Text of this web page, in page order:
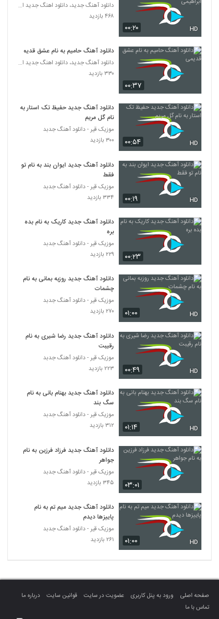
۰۰:۲۰ HD
دانلود آهنگ جدید، دانلود اهنگ جدید ایرانی
۴۶۸ بازدید
۰۰:۳۷
دانلود آهنگ حامیم به نام عشق قدیمی
دانلود آهنگ جدید، دانلود اهنگ جدید ایرانی
۳۳۰ بازدید
۰۰:۵۴ HD
دانلود آهنگ جدید حفیظ تک استار به
نام گل مریم
موزیک قیر - دانلود آهنگ جدبد
۳۰۰ بازدید
۰۰:۱۹ HD
دانلود آهنگ جدید ایوان بند به نام تو
فقط
موزیک قیر - دانلود آهنگ جدبد
۳۳۴ بازدید
۰۰:۲۳
دانلود آهنگ جدید کاریک به نام بده
بره
موزیک قیر - دانلود آهنگ جدبد
۲۲۹ بازدید
۰۱:۰۰ HD
دانلود آهنگ جدید روزبه بمانی به نام
چشمات
موزیک قیر - دانلود آهنگ جدبد
۲۷۰ بازدید
۰۰:۴۹ HD
دانلود آهنگ جدید رضا شیری به نام
رقیبت
موزیک قیر - دانلود آهنگ جدبد
۲۲۳ بازدید
۰۱:۱۴ HD
دانلود آهنگ جدید بهنام بانی به نام
سگ بند
موزیک قیر - دانلود آهنگ جدبد
۳۱۲ بازدید
۰۳:۰۱
دانلود آهنگ جدید فرزاد فرزین به نام
جواهر
موزیک قیر - دانلود آهنگ جدبد
۳۴۵ بازدید
۰۱:۰۰ HD
دانلود آهنگ جدید میم تم به نام
پاییزها دیدم
موزیک قیر - دانلود آهنگ جدبد
۲۶۱ بازدید
صفحه اصلی ورود به پنل کاربری عضویت در سایت قوانین سایت
درباره ما
تماس با ما